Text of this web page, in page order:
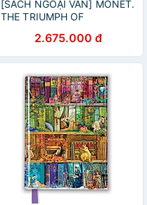
[SÁCH NGOẠI VĂN] MONET.
THE TRIUMPH OF
Wildenstein – Read Station
2.675.000 đ